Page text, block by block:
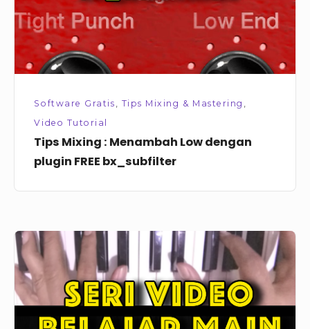
plugin
FREE
bx_subfilter
Software Gratis Tips Mixing & Mastering
Video Tutorial
Tips Mixing : Menambah Low dengan
plugin FREE bx_subfilter
Video
Seri
Belajar
Keyboard
untuk